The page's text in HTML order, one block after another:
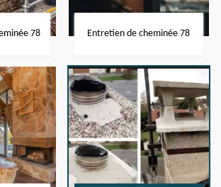
78 Entretien de cheminée 78